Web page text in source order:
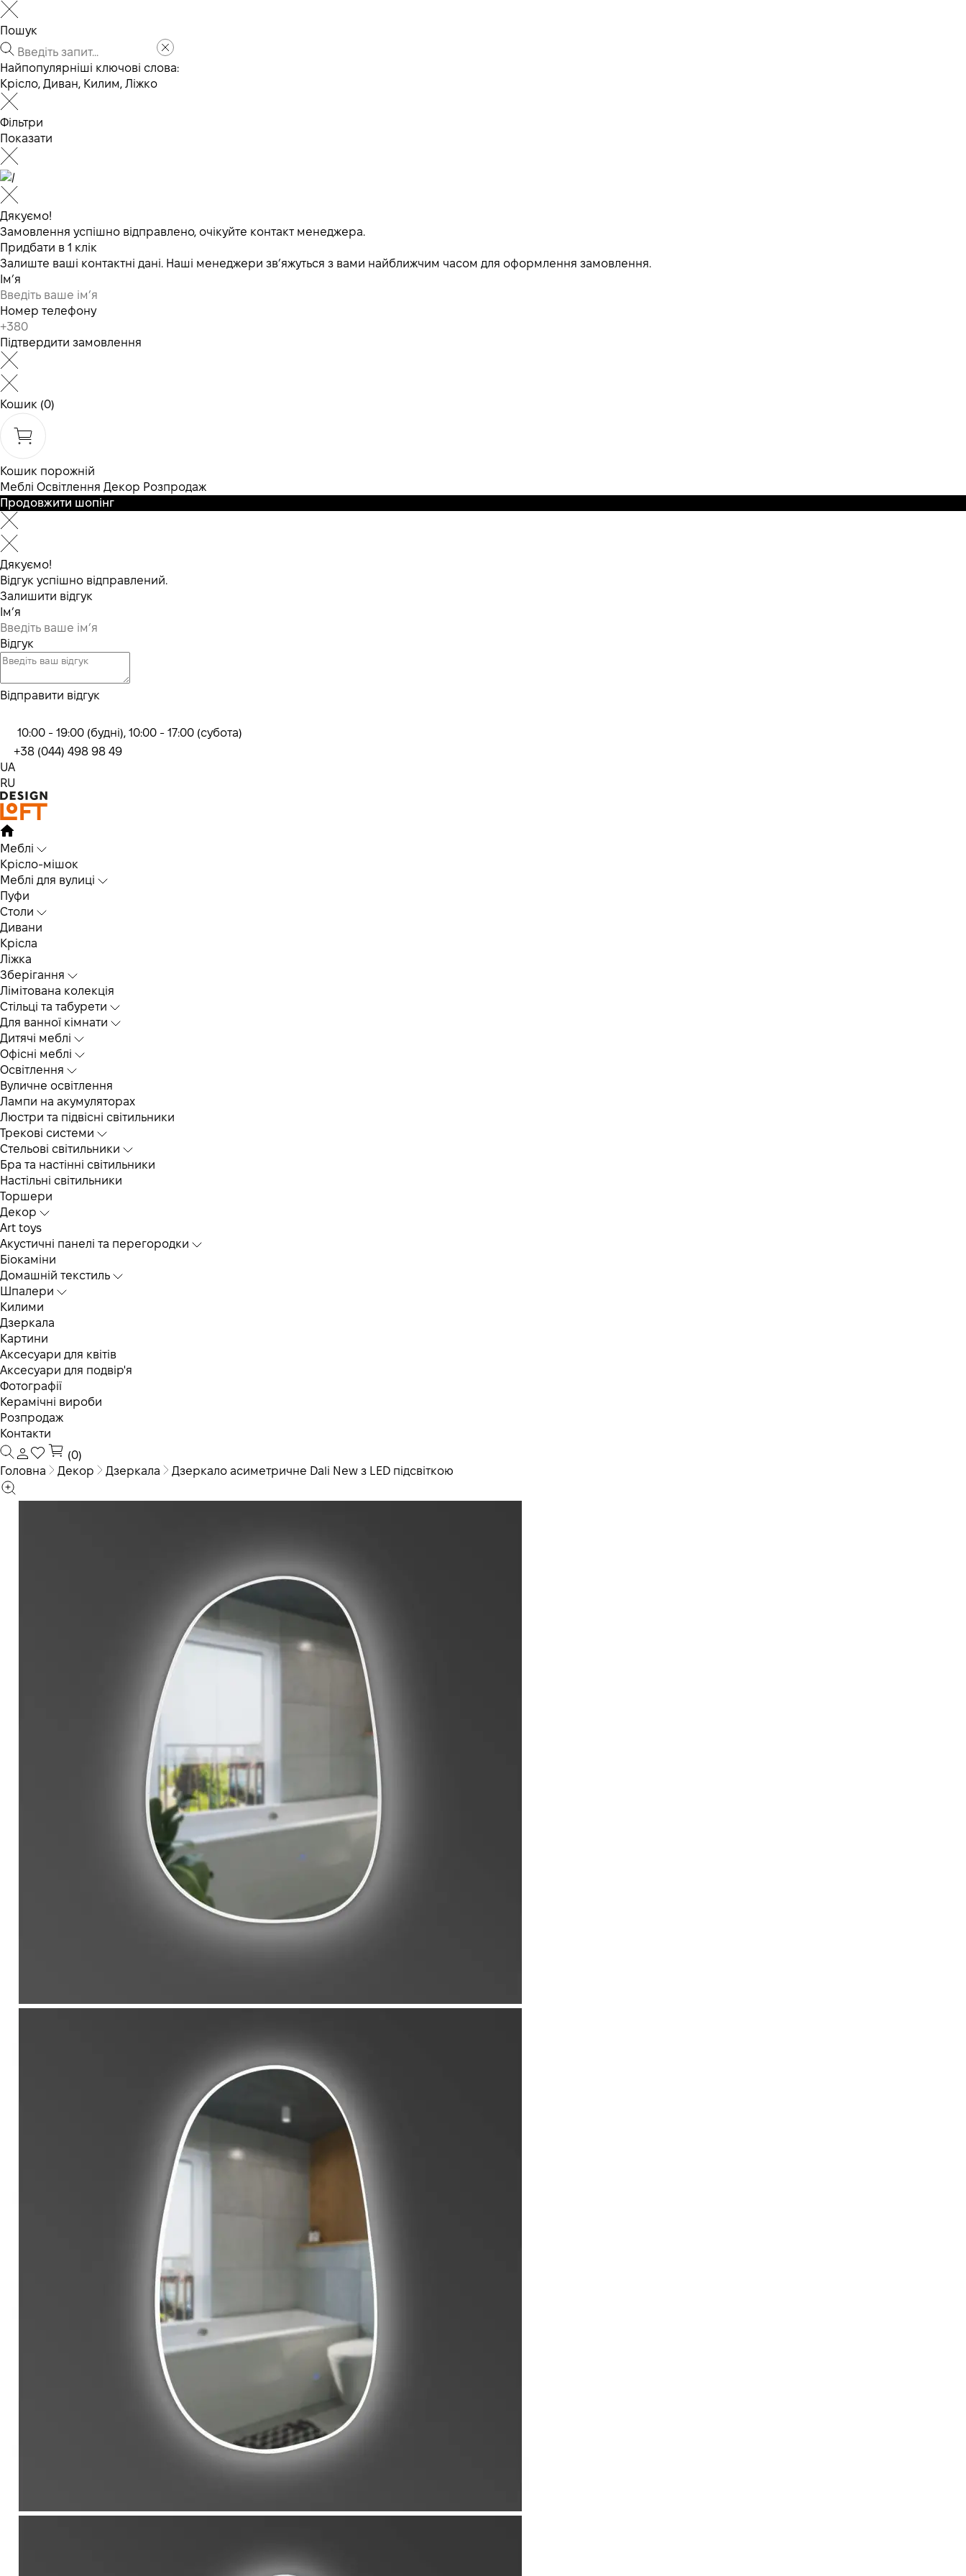
Пошук
Найпопулярніші ключові слова:
Крісло, Диван, Килим, Ліжко
Фільтри
Показати
Дякуємо!
Замовлення успішно відправлено, очікуйте контакт менеджера.
Придбати в 1 клік
Залиште ваші контактні дані. Наші менеджери зв’яжуться з вами найближчим часом для оформлення замовлення.
Ім’я
Номер телефону
Підтвердити замовлення
Кошик (0)
Кошик порожній
Меблі Освітлення Декор Розпродаж
Продовжити шопінг
Дякуємо!
Відгук успішно відправлений.
Залишити відгук
Ім’я
Відгук
Відправити відгук
10:00 - 19:00 (будні), 10:00 - 17:00 (субота)
+38 (044) 498 98 49
UA
RU
Меблі
Крісло-мішок
Меблі для вулиці
Пуфи
Столи
Дивани
Крісла
Ліжка
Зберігання
Лімітована колекція
Стільці та табурети
Для ванної кімнати
Дитячі меблі
Офісні меблі
Освітлення
Вуличне освітлення
Лампи на акумуляторах
Люстри та підвісні світильники
Трекові системи
Cтельові світильники
Бра та настінні світильники
Настільні світильники
Торшери
Декор
Art toys
Акустичні панелі та перегородки
Біокаміни
Домашній текстиль
Шпалери
Килими
Дзеркала
Картини
Аксесуари для квітів
Аксесуари для подвір'я
Фотографії
Керамічні вироби
Розпродаж
Контакти
(0)
Головна
Декор Дзеркала Дзеркало асиметричне Dali New з LED підсвіткою